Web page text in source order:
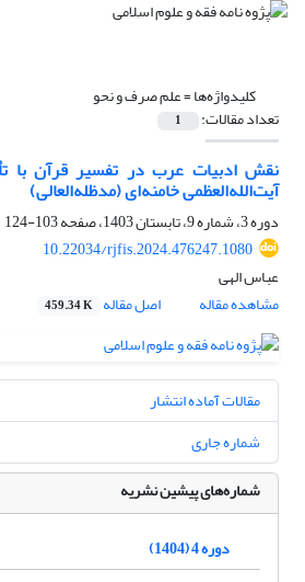
کلیدواژه‌ها =علم صرف و نحو
تعداد مقالات: 1
نقش ادبیات عرب در تفسیر قرآن با
آیت‌الله‌العظمی خامنه‌ای (مدظله‌العالی)
دوره 3، شماره 9، تابستان 1403، صفحه
103-124
10.22034/rjfis.2024.476247.1080
عباس الهی
مشاهده مقاله
اصل مقاله 459.34 K
مقالات آماده انتشار
شماره جاری
شماره‌های پیشین نشریه
دوره 4 (1404)